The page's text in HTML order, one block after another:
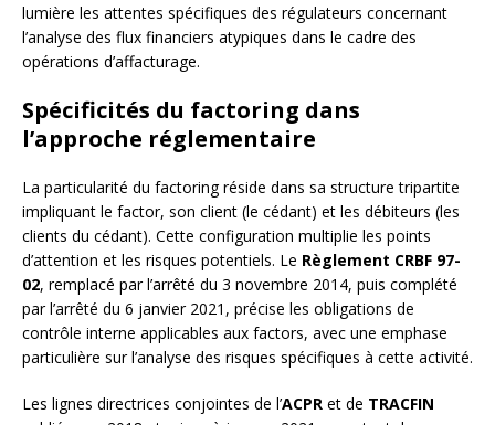
lumière les attentes spécifiques des régulateurs concernant
l’analyse des flux financiers atypiques dans le cadre des
opérations d’affacturage.
Spécificités du factoring dans
l’approche réglementaire
La particularité du factoring réside dans sa structure tripartite
impliquant le factor, son client (le cédant) et les débiteurs (les
clients du cédant). Cette configuration multiplie les points
d’attention et les risques potentiels. Le Règlement CRBF 97-
02, remplacé par l’arrêté du 3 novembre 2014, puis complété
par l’arrêté du 6 janvier 2021, précise les obligations de
contrôle interne applicables aux factors, avec une emphase
particulière sur l’analyse des risques spécifiques à cette activité.
Les lignes directrices conjointes de l’ACPR et de TRACFIN